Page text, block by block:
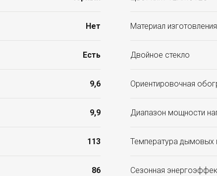
Нет Материал изготовления
Есть Двойное стекло
9,6 Ориентировочная
9,9 Диапазон мощности
113 Температура дымовых
86 Сезонная